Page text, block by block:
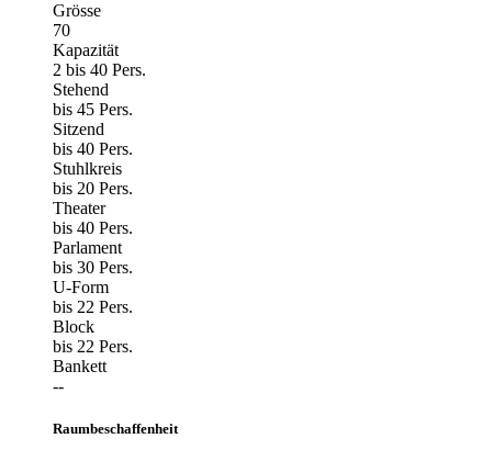
Grösse
70
Kapazität
2 bis 40 Pers.
Stehend
bis 45 Pers.
Sitzend
bis 40 Pers.
Stuhlkreis
bis 20 Pers.
Theater
bis 40 Pers.
Parlament
bis 30 Pers.
U-Form
bis 22 Pers.
Block
bis 22 Pers.
Bankett
--
Raumbeschaffenheit